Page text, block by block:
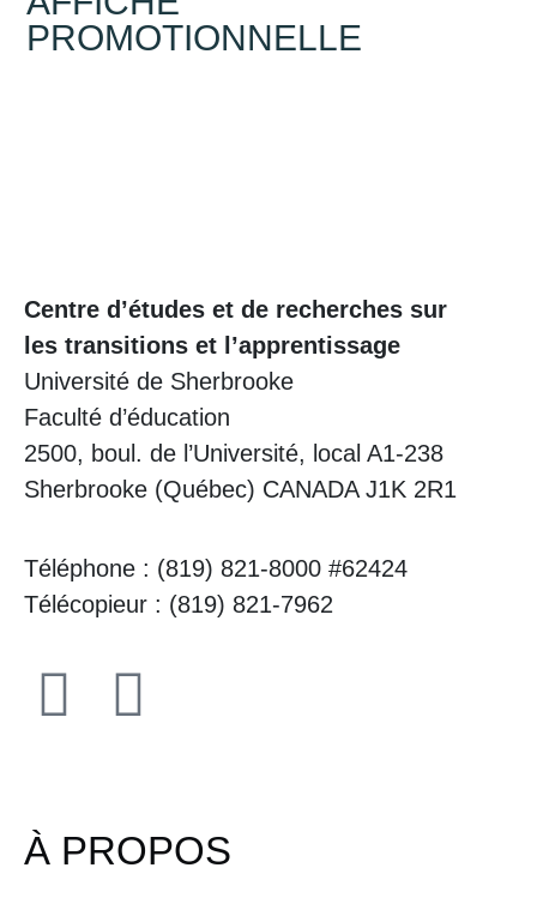
PROMOTIONNELLE
Centre d’études et de recherches sur
les transitions et l’apprentissage
Université de Sherbrooke
Faculté d’éducation
2500, boul. de l’Université, local A1-238
Sherbrooke (Québec) CANADA J1K 2R1
Téléphone : (819) 821-8000 #62424
Télécopieur : (819) 821-7962
À PROPOS